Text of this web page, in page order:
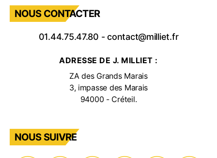
NOUS CONTACTER
01.44.75.47.80 -contact@milliet.fr
ADRESSE DE J. MILLIET :
ZA des Grands Marais
3, impasse des Marais
94000 - Créteil.
NOUS SUIVRE